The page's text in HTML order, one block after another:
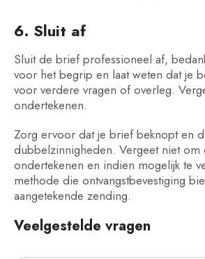
6. Sluit af
Sluit de brief professioneel af,
voor het begrip en laat weten dat je
voor verdere vragen of overleg.
ondertekenen.
Zorg ervoor dat je brief beknopt en
dubbelzinnigheden. Vergeet niet om
ondertekenen en indien mogelijk te
methode die ontvangstbevestiging
aangetekende zending.
Veelgestelde vragen